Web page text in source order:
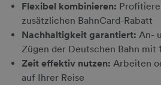
Flexibel kombinieren:
zusätzlichen BahnCard-Rabatt
Nachhaltigkeit garantiert: An-
Zügen der Deutschen Bahn mit
Zeit effektiv nutzen: Arbeiten
auf Ihrer Reise